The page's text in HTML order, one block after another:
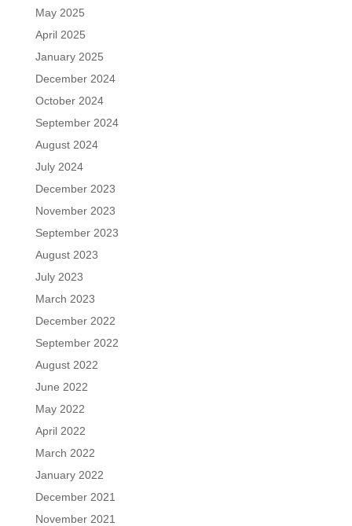
May 2025
April 2025
January 2025
December 2024
October 2024
September 2024
August 2024
July 2024
December 2023
November 2023
September 2023
August 2023
July 2023
March 2023
December 2022
September 2022
August 2022
June 2022
May 2022
April 2022
March 2022
January 2022
December 2021
November 2021